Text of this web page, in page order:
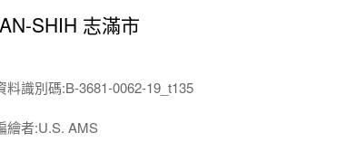
SHIH 志滿市
料識別碼:B-3681-0062-19_t135
繪者:U.S. AMS